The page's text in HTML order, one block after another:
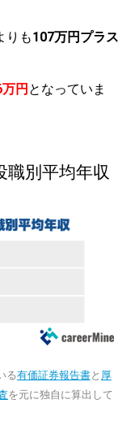
りも107万円プラス
円 となっていま
別平均年収
る有価証券報告書と 厚
を元に独自に算出して